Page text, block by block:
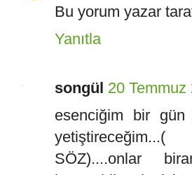
Bu yorum yazar
Yanıtla
songül 20
esenciğim bir
yetiştireceğim...(
SÖZ)....onlar